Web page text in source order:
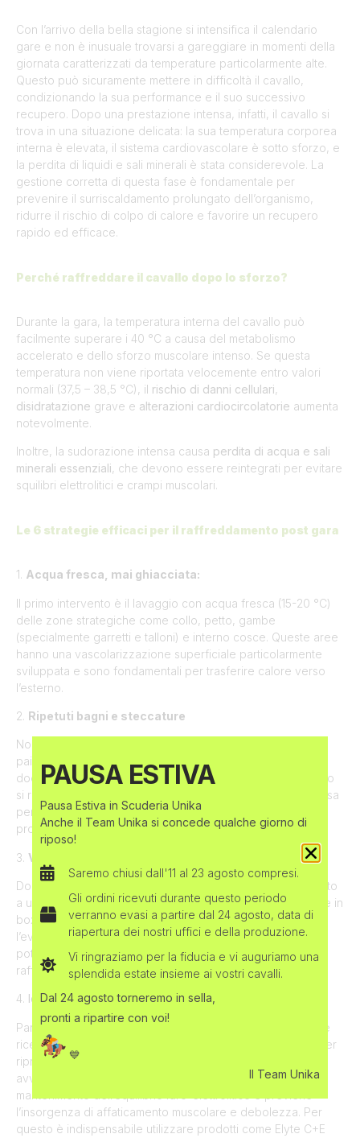
Con l’arrivo della bella stagione si intensifica il calendario
gare e non è inusuale trovarsi a gareggiare in momenti della
giornata caratterizzati da temperature particolarmente alte.
Questo può sicuramente mettere in difficoltà il cavallo,
condizionando la sua performance e il suo successivo
recupero. Dopo una prestazione intensa, infatti, il cavallo si
trova in una situazione delicata: la sua temperatura corporea
interna è elevata, il sistema cardiovascolare è sotto sforzo, e
la perdita di liquidi e sali minerali è stata considerevole. La
gestione corretta di questa fase è fondamentale per
prevenire il surriscaldamento prolungato dell’organismo,
ridurre il rischio di colpo di calore e favorire un recupero
rapido ed efficace.
Perché raffreddare il cavallo dopo lo sforzo?
Durante la gara, la temperatura interna del cavallo può
facilmente superare i 40 °C a causa del metabolismo
accelerato e dello sforzo muscolare intenso. Se questa
temperatura non viene riportata velocemente entro valori
normali (37,5 – 38,5 °C), il rischio di danni cellulari,
disidratazione grave e alterazioni cardiocircolatorie aumenta
notevolmente.
Inoltre, la sudorazione intensa causa perdita di acqua e sali
minerali essenziali, che devono essere reintegrati per evitare
squilibri elettrolitici e crampi muscolari.
Le 6 strategie efficaci per il raffreddamento post gara
1. Acqua fresca, mai ghiacciata:
Il primo intervento è il lavaggio con acqua fresca (15-20 °C)
delle zone strategiche come collo, petto, gambe
(specialmente garretti e talloni) e interno cosce. Queste aree
hanno una vascolarizzazione superficiale particolarmente
sviluppata e sono fondamentali per trasferire calore verso
l’esterno.
2. Ripetuti bagni e steccature
Non basta un solo lavaggio: l’ideale è ripeterlo almeno un
paio di volte, avendo cura di steccare il cavallo dopo ogni
doccia. L’acqua, una volta che viene in contatto con il corpo
si riscaldata, e deve per questo essere prontamente rimossa
per evitare che si formi uno strato isolante che rallenta il
processo di raffreddamento.
3. Ventilazione
Dopo il bagno, è fondamentale che il cavallo venga esposto
a una buona ventilazione: ventilatori portatili da posizionare in
box o in corsia o l’aria naturale, quando possibile, aiutano
l’evaporazione del sudore e dell’acqua dalla pelle,
potenziando il raffreddamento. Senza aria in movimento, il
raffreddamento è molto più lento e meno efficace.
4. Idratazione e integrazione elettrolitica
Parallelamente al raffreddamento corporeo, il cavallo deve
ricevere acqua fresca a volontà e integratori di elettroliti per
ripristinare le perdite di sodio, potassio, calcio e magnesio
avvenute mediante la sudorazione. Questo supporta il
mantenimento dell’equilibrio idro-elettrolitico e previene
l’insorgenza di affaticamento muscolare e debolezza. Per
questo è indispensabile utilizzare prodotti come Elyte C+E
PAUSA ESTIVA
Pausa Estiva in Scuderia Unika
Anche il Team Unika si concede qualche giorno di
riposo!
Saremo chiusi dall'11 al 23 agosto compresi.
Gli ordini ricevuti durante questo periodo
verranno evasi a partire dal 24 agosto, data di
riapertura dei nostri uffici e della produzione.
Vi ringraziamo per la fiducia e vi auguriamo una
splendida estate insieme ai vostri cavalli.
Dal 24 agosto torneremo in sella,
pronti a ripartire con voi!
💙
Il Team Unika